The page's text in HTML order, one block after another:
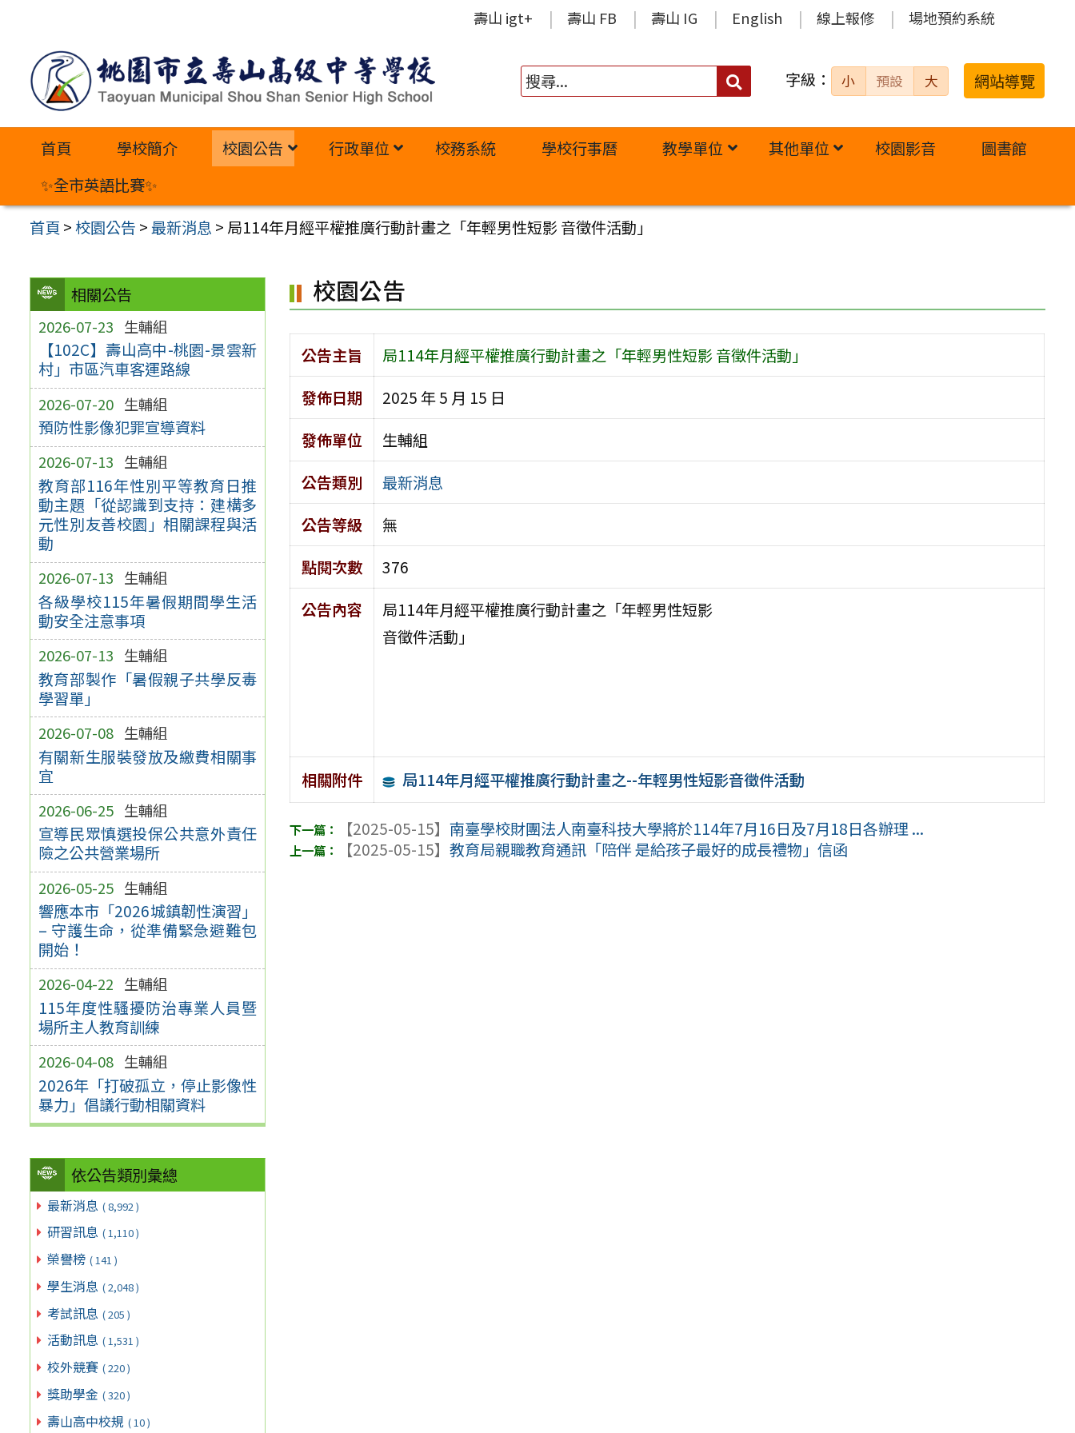
內
壽山 igt+ 壽山 FB 壽山 IG English 線上報修 場地預約系統
搜
字級： 小 預設 大 網站導覽
首頁 學校簡介 校園公告 行政單位 校務系統 學校行事曆 教學單位 其他單位 校園影音
圖書館
✨全市英語比賽✨
首頁 >校園公告 >最新消息 > 局114年月經平權推廣行動計畫之「年輕男性短影 音徵件活動」
相關公告
2026-07-23 生輔組
【102C】壽山高中-桃園-景雲新
村」市區汽車客運路線
2026-07-20 生輔組
預防性影像犯罪宣導資料
2026-07-13 生輔組
教育部116年性別平等教育日推
動主題「從認識到支持：建構多
元性別友善校園」相關課程與活
動
2026-07-13 生輔組
各級學校115年暑假期間學生活
動安全注意事項
2026-07-13 生輔組
教育部製作「暑假親子共學反毒
學習單」
2026-07-08 生輔組
有關新生服裝發放及繳費相關事
宜
2026-06-25 生輔組
宣導民眾慎選投保公共意外責任
險之公共營業場所
2026-05-25 生輔組
響應本市「2026城鎮韌性演習」
– 守護生命，從準備緊急避難包
開始！
2026-04-22 生輔組
115年度性騷擾防治專業人員暨
場所主人教育訓練
2026-04-08 生輔組
2026年「打破孤立，停止影像性
暴力」倡議行動相關資料
依公告類別彙總
最新消息 ( 8,992 )
研習訊息 ( 1,110 )
榮譽榜 ( 141 )
學生消息 ( 2,048 )
考試訊息 ( 205 )
活動訊息 ( 1,531 )
校外競賽 ( 220 )
獎助學金 ( 320 )
壽山高中校規 ( 10 )
校園公告
公告主旨
局114年月經平權推廣行動計畫之「年輕男性短影 音徵件活動」
發佈日期
2025 年 5 月 15 日
發佈單位
生輔組
公告類別
最新消息
公告等級
無
點閱次數
376
公告內容
局114年月經平權推廣行動計畫之「年輕男性短影
音徵件活動」
相關附件 局114年月經平權推廣行動計畫之--年輕男性短影音徵件活動
【2025-05-15】南臺學校財團法人南臺科技大學將於114年7月16日及7月18日各辦理 ...
【2025-05-15】教育局親職教育通訊「陪伴 是給孩子最好的成長禮物」信函